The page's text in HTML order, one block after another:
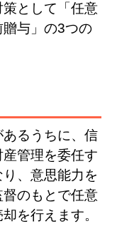
として「任意
与」の3つの
るうちに、信
管理を委任す
、意思能力を
のもとで任意
を行えます。